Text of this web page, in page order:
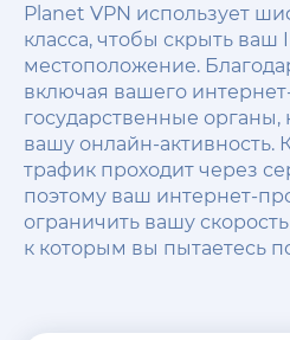
Planet VPN использует
класса, чтобы скрыть ваш
местоположение.
включая вашего
государственные органы,
вашу онлайн-активность.
трафик проходит через
поэтому ваш интернет-
ограничить вашу
к которым вы пытаетесь